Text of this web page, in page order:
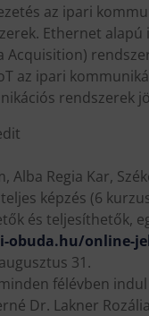
az ipari
Ethernet
az ipari
rendszerek
Alba Regia Kar,
képzés (6
és teljesíthetők,
online-
31.
félévben indul
Dr. Lakner